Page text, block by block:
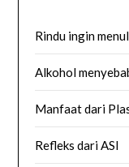
Rindu ingin
Alkohol
Manfaat dari
Refleks dari ASI